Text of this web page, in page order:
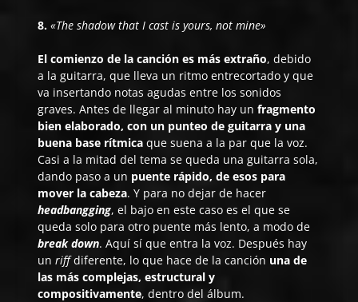
8. «The shadow that I cast is yours, not mine»
El comienzo de la canción es más extraño, debido
a la guitarra, que lleva un ritmo entrecortado y que
va insertando notas agudas entre los sonidos
graves. Antes de llegar al minuto hay unfragmento
bien elaborado, con un punteo de guitarra y una
buena base rítmica que suena a la par que la voz.
Casi a la mitad del tema se queda una guitarra sola,
dando paso a un puente rápido, de esos para
mover la cabeza. Y para no dejar de hacer
headbangging, el bajo en este caso es el que se
queda solo para otro puente más lento, a modo de
break down. Aquí sí que entra la voz. Después hay
unriffdiferente, lo que hace de la canción una de
las más complejas, estructural y
compositivamente, dentro del álbum.